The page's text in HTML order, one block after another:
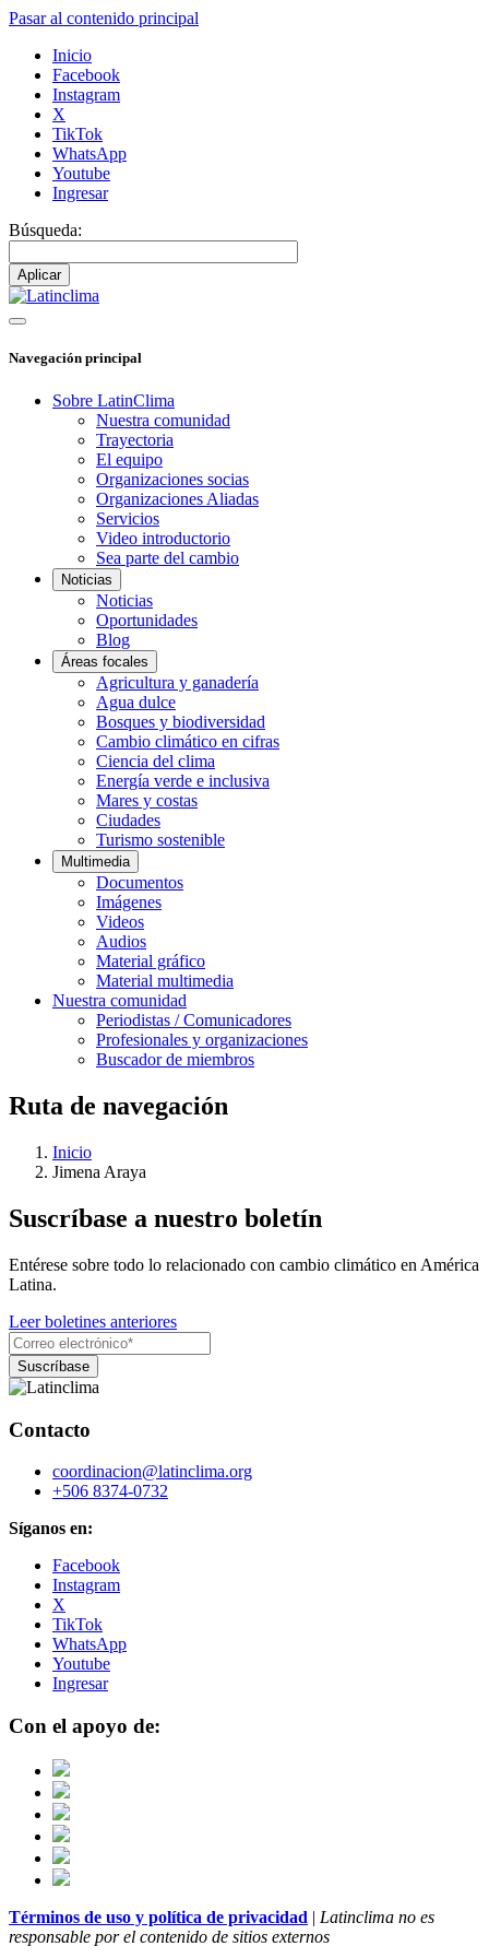
Pasar al contenido principal
Inicio
Facebook
Instagram
X
TikTok
WhatsApp
Youtube
Ingresar
Búsqueda:
Navegación principal
Sobre LatinClima
Nuestra comunidad
Trayectoria
El equipo
Organizaciones socias
Organizaciones Aliadas
Servicios
Video introductorio
Sea parte del cambio
Noticias
Noticias
Oportunidades
Blog
Áreas focales
Agricultura y ganadería
Agua dulce
Bosques y biodiversidad
Cambio climático en cifras
Ciencia del clima
Energía verde e inclusiva
Mares y costas
Ciudades
Turismo sostenible
Multimedia
Documentos
Imágenes
Videos
Audios
Material gráfico
Material multimedia
Nuestra comunidad
Periodistas / Comunicadores
Profesionales y organizaciones
Buscador de miembros
Ruta de navegación
Inicio
Jimena Araya
Suscríbase a nuestro boletín
Entérese sobre todo lo relacionado con cambio climático en América
Latina.
Leer boletines anteriores
Contacto
coordinacion@latinclima.org
+506 8374-0732
Síganos en:
Facebook
Instagram
X
TikTok
WhatsApp
Youtube
Ingresar
Con el apoyo de:
Términos de uso y política de privacidad | Latinclima no es
responsable por el contenido de sitios externos